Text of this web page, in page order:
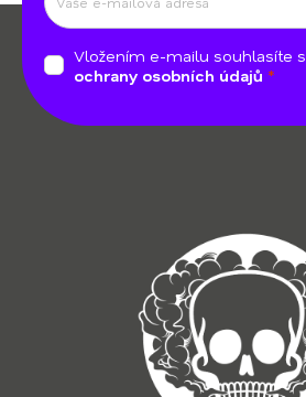
Vložením e-mailu souhlasíte s
ochrany osobních údajů